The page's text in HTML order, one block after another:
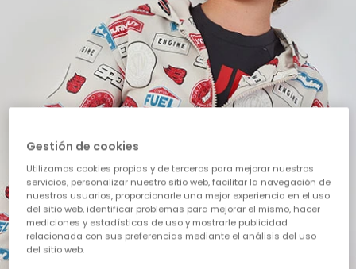
Gestión de cookies
Utilizamos cookies propias y de terceros para mejorar nuestros
servicios, personalizar nuestro sitio web, facilitar la navegación de
nuestros usuarios, proporcionarle una mejor experiencia en el uso
del sitio web, identificar problemas para mejorar el mismo, hacer
mediciones y estadísticas de uso y mostrarle publicidad
relacionada con sus preferencias mediante el análisis del uso
del sitio web.